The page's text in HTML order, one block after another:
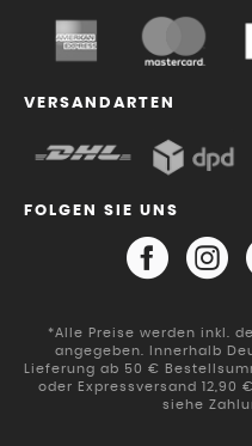
VERSANDARTEN
FOLGEN SIE UNS
*Alle Preise werden inkl.
angegeben. Innerhalb
Lieferung ab 50 €
oder Expressversand 12,90
siehe